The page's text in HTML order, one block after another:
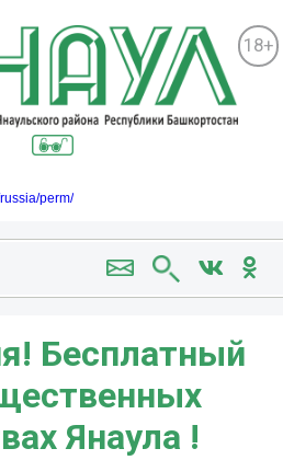
18+
perm/
Бесплатный
Янаула !